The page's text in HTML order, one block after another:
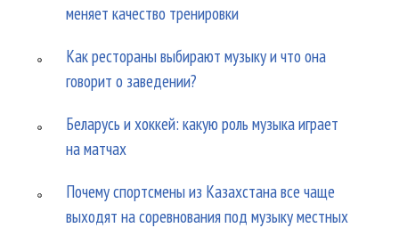
меняет качество тренировки
Как рестораны выбирают музыку и что она
говорит о заведении?
Беларусь и хоккей: какую роль музыка играет
на матчах
Почему спортсмены из Казахстана все чаще
выходят на соревнования под музыку местных